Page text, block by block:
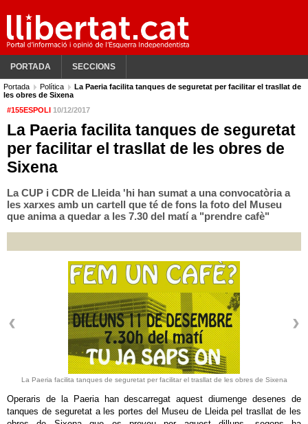
PORTADA SECCIONS
Portada Política
La Paeria facilita tanques de seguretat per facilitar el trasllat de
les obres de Sixena
#155ESPOLI 10/12/2017
La Paeria facilita tanques de seguretat
per facilitar el trasllat de les obres de
Sixena
La CUP i CDR de Lleida 'hi han sumat a una convocatòria a
les xarxes amb un cartell que té de fons la foto del Museu
que anima a quedar a les 7.30 del matí a "prendre cafè"
La Paeria facilita tanques de seguretat per facilitar el trasllat de les obres de Sixena
Operaris de la Paeria han descarregat aquest diumenge desenes de
tanques de seguretat a les portes del Museu de Lleida pel trasllat de les